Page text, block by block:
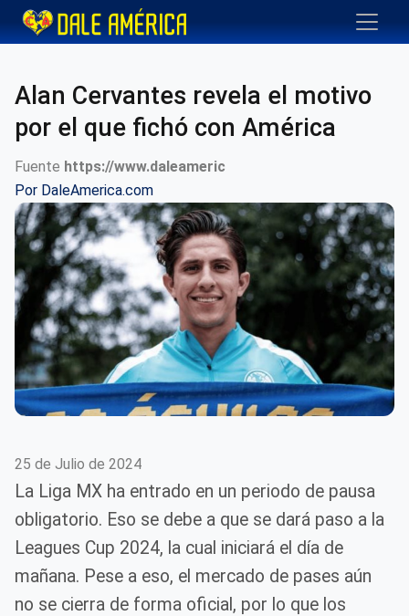
Alan Cervantes revela el motivo
por el que fichó con América
Fuente https://www.daleameric
Por DaleAmerica.com
25 de Julio de 2024
La Liga MX ha entrado en un periodo de pausa
obligatorio. Eso se debe a que se dará paso a la
Leagues Cup 2024, la cual iniciará el día de
mañana. Pese a eso, el mercado de pases aún
no se cierra de forma oficial, por lo que los